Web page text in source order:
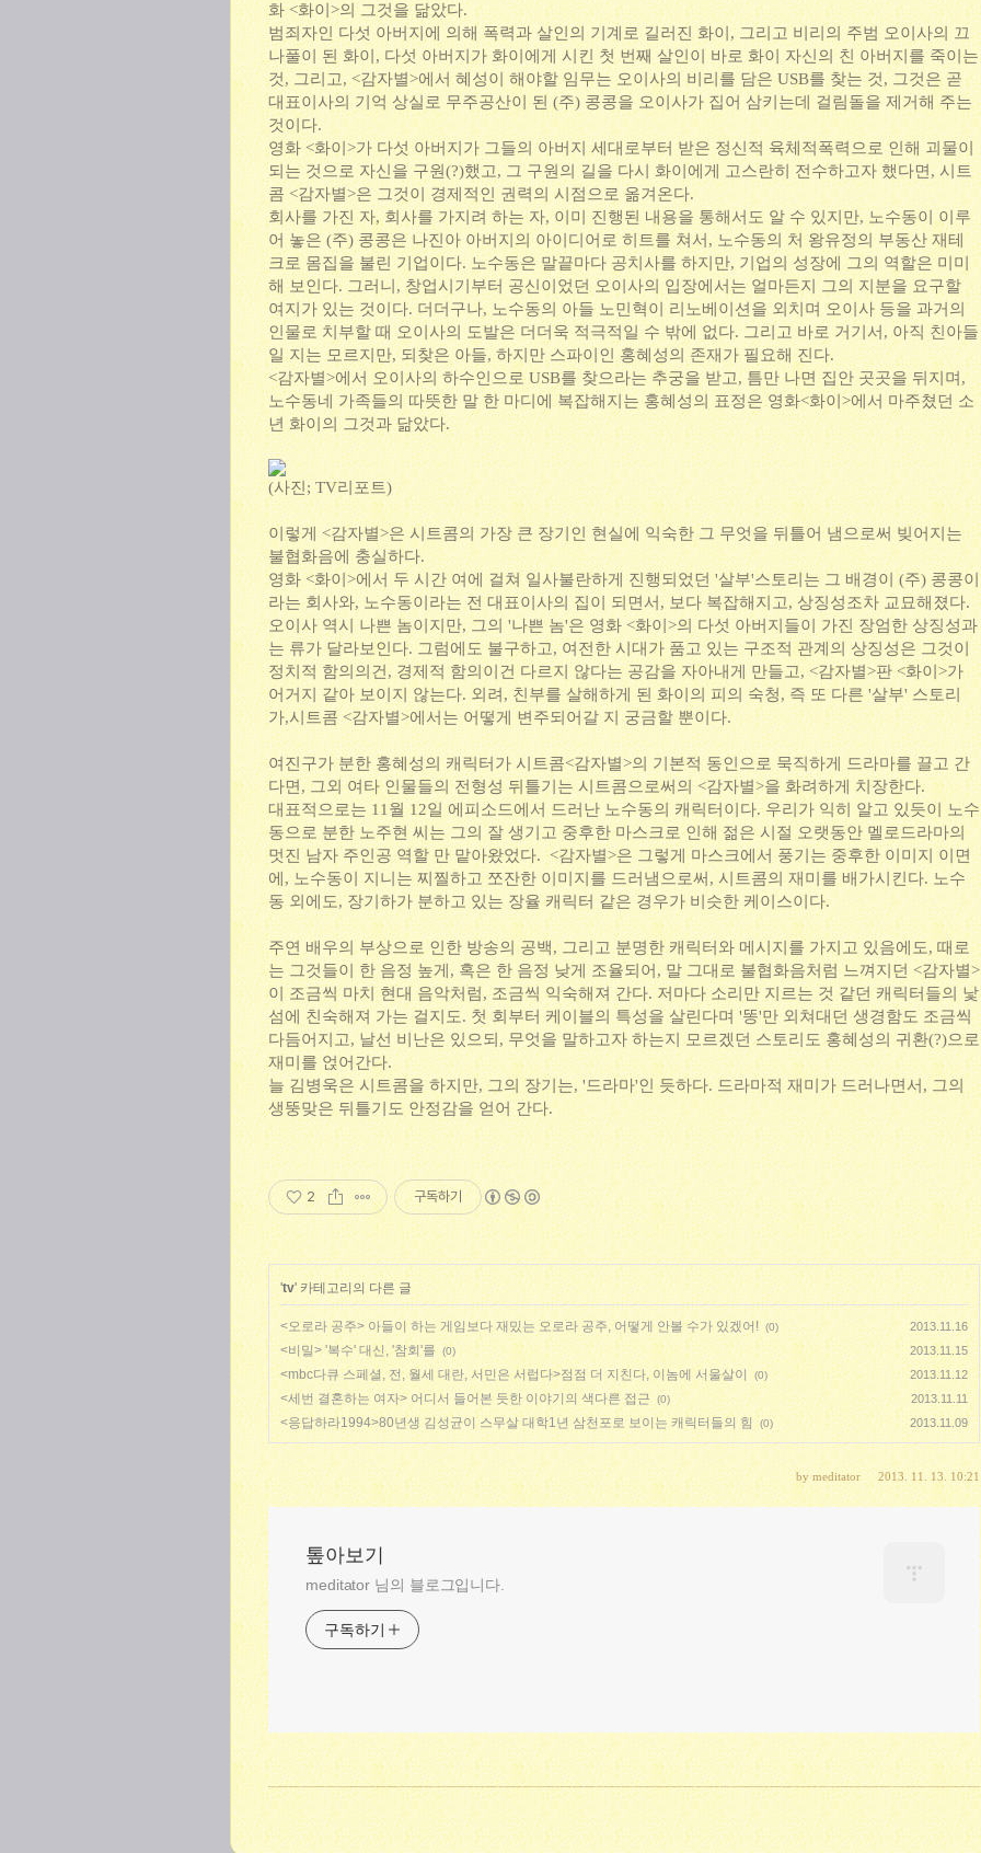
화 <화이>의 그것을 닮았다.
범죄자인 다섯 아버지에 의해 폭력과 살인의 기계로 길러진 화이, 그리고 비리의 주범 오이사의 끄
나풀이 된 화이, 다섯 아버지가 화이에게 시킨 첫 번째 살인이 바로 화이 자신의 친 아버지를 죽이는
것, 그리고, <감자별>에서 혜성이 해야할 임무는 오이사의 비리를 담은 USB를 찾는 것, 그것은 곧
대표이사의 기억 상실로 무주공산이 된 (주) 콩콩을 오이사가 집어 삼키는데 걸림돌을 제거해 주는
것이다.
영화 <화이>가 다섯 아버지가 그들의 아버지 세대로부터 받은 정신적 육체적폭력으로 인해 괴물이
되는 것으로 자신을 구원(?)했고, 그 구원의 길을 다시 화이에게 고스란히 전수하고자 했다면, 시트
콤 <감자별>은 그것이 경제적인 권력의 시점으로 옮겨온다.
회사를 가진 자, 회사를 가지려 하는 자, 이미 진행된 내용을 통해서도 알 수 있지만, 노수동이 이루
어 놓은 (주) 콩콩은 나진아 아버지의 아이디어로 히트를 쳐서, 노수동의 처 왕유정의 부동산 재테
크로 몸집을 불린 기업이다. 노수동은 말끝마다 공치사를 하지만, 기업의 성장에 그의 역할은 미미
해 보인다. 그러니, 창업시기부터 공신이었던 오이사의 입장에서는 얼마든지 그의 지분을 요구할
여지가 있는 것이다. 더더구나, 노수동의 아들 노민혁이 리노베이션을 외치며 오이사 등을 과거의
인물로 치부할 때 오이사의 도발은 더더욱 적극적일 수 밖에 없다. 그리고 바로 거기서, 아직 친아들
일 지는 모르지만, 되찾은 아들, 하지만 스파이인 홍혜성의 존재가 필요해 진다.
<감자별>에서 오이사의 하수인으로 USB를 찾으라는 추궁을 받고, 틈만 나면 집안 곳곳을 뒤지며,
노수동네 가족들의 따뜻한 말 한 마디에 복잡해지는 홍혜성의 표정은 영화<화이>에서 마주쳤던 소
년 화이의 그것과 닮았다.
(사진; TV리포트)
이렇게 <감자별>은 시트콤의 가장 큰 장기인 현실에 익숙한 그 무엇을 뒤틀어 냄으로써 빚어지는
불협화음에 충실하다.
영화 <화이>에서 두 시간 여에 걸쳐 일사불란하게 진행되었던 '살부'스토리는 그 배경이 (주) 콩콩이
라는 회사와, 노수동이라는 전 대표이사의 집이 되면서, 보다 복잡해지고, 상징성조차 교묘해졌다.
오이사 역시 나쁜 놈이지만, 그의 '나쁜 놈'은 영화 <화이>의 다섯 아버지들이 가진 장엄한 상징성과
는 류가 달라보인다. 그럼에도 불구하고, 여전한 시대가 품고 있는 구조적 관계의 상징성은 그것이
정치적 함의의건, 경제적 함의이건 다르지 않다는 공감을 자아내게 만들고, <감자별>판 <화이>가
어거지 같아 보이지 않는다. 외려, 친부를 살해하게 된 화이의 피의 숙청, 즉 또 다른 '살부' 스토리
가,시트콤 <감자별>에서는 어떻게 변주되어갈 지 궁금할 뿐이다.
여진구가 분한 홍혜성의 캐릭터가 시트콤<감자별>의 기본적 동인으로 묵직하게 드라마를 끌고 간
다면, 그외 여타 인물들의 전형성 뒤틀기는 시트콤으로써의 <감자별>을 화려하게 치장한다.
대표적으로는 11월 12일 에피소드에서 드러난 노수동의 캐릭터이다. 우리가 익히 알고 있듯이 노수
동으로 분한 노주현 씨는 그의 잘 생기고 중후한 마스크로 인해 젊은 시절 오랫동안 멜로드라마의
멋진 남자 주인공 역할 만 맡아왔었다. <감자별>은 그렇게 마스크에서 풍기는 중후한 이미지 이면
에, 노수동이 지니는 찌찔하고 쪼잔한 이미지를 드러냄으로써, 시트콤의 재미를 배가시킨다. 노수
동 외에도, 장기하가 분하고 있는 장율 캐릭터 같은 경우가 비슷한 케이스이다.
주연 배우의 부상으로 인한 방송의 공백, 그리고 분명한 캐릭터와 메시지를 가지고 있음에도, 때로
는 그것들이 한 음정 높게, 혹은 한 음정 낮게 조율되어, 말 그대로 불협화음처럼 느껴지던 <감자별>
이 조금씩 마치 현대 음악처럼, 조금씩 익숙해져 간다. 저마다 소리만 지르는 것 같던 캐릭터들의 낯
섬에 친숙해져 가는 걸지도. 첫 회부터 케이블의 특성을 살린다며 '똥'만 외쳐대던 생경함도 조금씩
다듬어지고, 날선 비난은 있으되, 무엇을 말하고자 하는지 모르겠던 스토리도 홍혜성의 귀환(?)으로
재미를 얹어간다.
늘 김병욱은 시트콤을 하지만, 그의 장기는, '드라마'인 듯하다. 드라마적 재미가 드러나면서, 그의
생뚱맞은 뒤틀기도 안정감을 얻어 간다.
2 구독하기
'tv' 카테고리의 다른 글
<오로라 공주> 아들이 하는 게임보다 재밌는 오로라 공주, 어떻게 안볼 수가 있겠어! (0) 2013.11.16
<비밀> '복수' 대신, '참회'를 (0) 2013.11.15
<mbc다큐 스페셜, 전, 월세 대란, 서민은 서럽다>점점 더 지친다, 이놈에 서울살이 (0) 2013.11.12
<세번 결혼하는 여자> 어디서 들어본 듯한 이야기의 색다른 접근 (0) 2013.11.11
<응답하라1994>80년생 김성균이 스무살 대학1년 삼천포로 보이는 캐릭터들의 힘 (0) 2013.11.09
bymeditator 2013. 11. 13. 10:21
톺아보기
meditator 님의 블로그입니다.
구독하기